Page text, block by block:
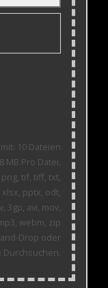
10 Dateien
MB Pro Datei.
tif, tiff, txt,
pptx, odt,
3gp, avi, mov,
webm, zip
Drop oder
Durchsuchen.